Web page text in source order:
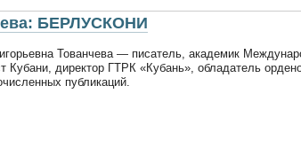
БЕРЛУСКОНИ
Тованчева — писатель, академик
Кубани, директор ГТРК «Кубань», обладатель
публикаций.